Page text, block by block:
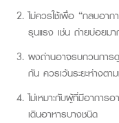
ไม่ควรใช้เพื่อ “กลบอา
รุนแรง เช่น ถ่ายบ่อยม
ผงถ่านอาจรบกวนการ
กัน ควรเว้นระยะห่างตา
ไม่เหมาะกับผู้ที่มีอาการ
เดินอาหารบางชนิด